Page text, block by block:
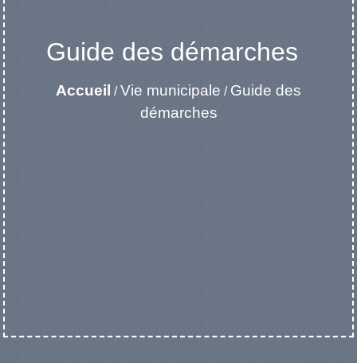
Guide des démarches
Accueil /Vie municipale / Guide des
démarches